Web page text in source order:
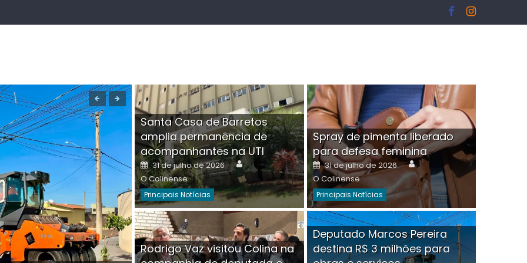
Boutique na Av. Ângelo Martins Tristão é
invadida por criminoso mascarado
Santa Casa de Barretos
amplia permanência de
acompanhantes na UTI
Posted
on
31 de julho de 2026 Author
O Colinense
Principais Notícias
Spray de pimenta liberado
para defesa feminina
Posted
on
31 de julho de 2026 Author
O Colinense
Principais Notícias
Rodrigo Vaz visitou Colina na
Deputado Marcos Pereira
destina R$ 3 milhões para